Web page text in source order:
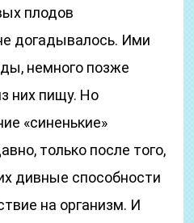
плодов
догадывалось. Ими
немного позже
них пищу. Но
«синенькие»
только после того,
дивные способности
на организм. И